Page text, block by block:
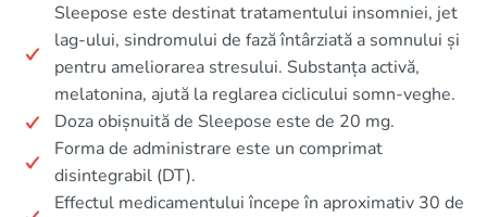
Sleepose este destinat tratamentului insomniei, jet
lag-ului, sindromului de fază întârziată a somnului și
pentru ameliorarea stresului. Substanța activă,
melatonina, ajută la reglarea ciclicului somn-veghe.
Doza obișnuită de Sleepose este de 20 mg.
Forma de administrare este un comprimat
disintegrabil (DT).
Effectul medicamentului începe în aproximativ 30 de